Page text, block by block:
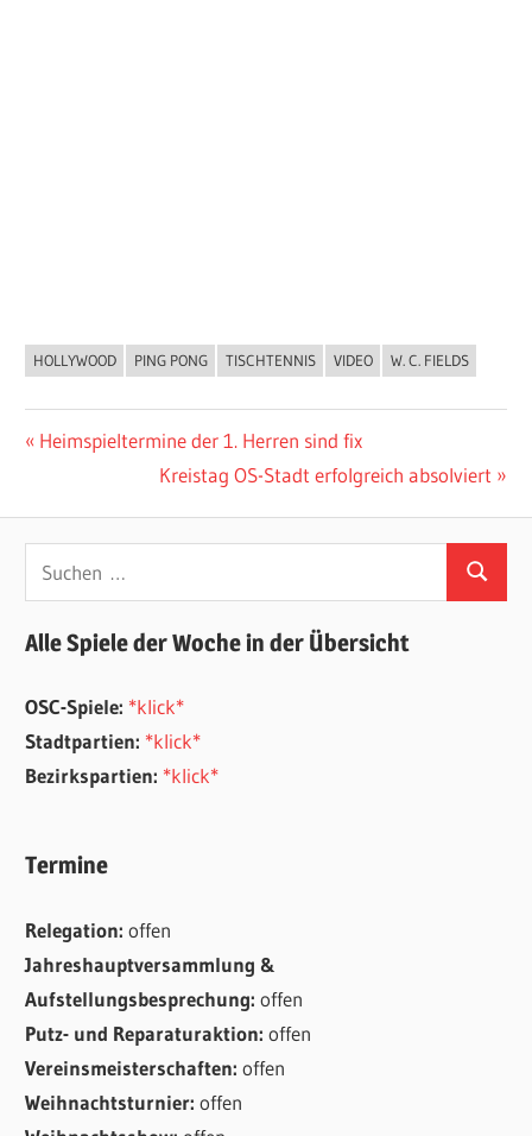
ALLGEMEIN
HOLLYWOOD PING PONG TISCHTENNIS VIDEO W. C. FIELDS
Beitragsnavigation
Vorheriger
Heimspieltermine der 1. Herren sind fix
Nächster
Kreistag OS-Stadt erfolgreich absolviert
Suchen
Alle Spiele der Woche in der Übersicht
OSC-Spiele: *klick*
Stadtpartien: *klick*
Bezirkspartien: *klick*
Termine
Relegation:offen
Jahreshauptversammlung &
Aufstellungsbesprechung:offen
Putz- und Reparaturaktion:offen
Vereinsmeisterschaften:offen
Weihnachtsturnier:offen